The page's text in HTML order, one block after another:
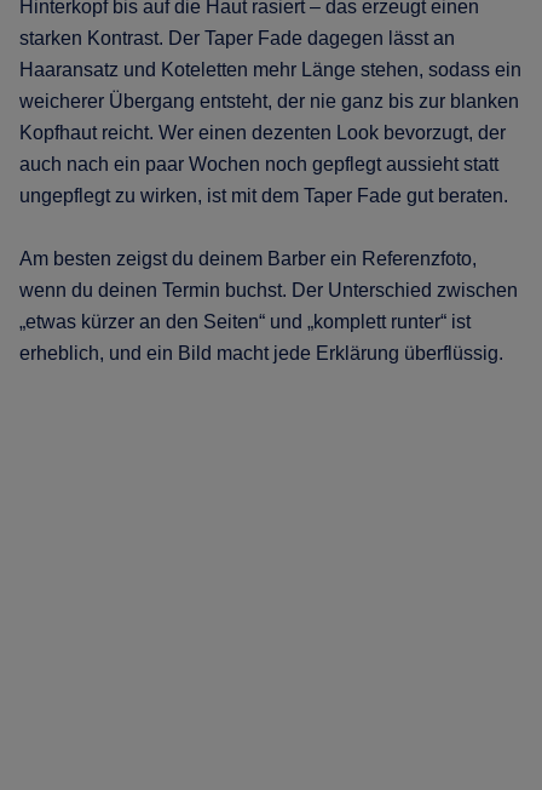
Hinterkopf bis auf die Haut rasiert – das erzeugt einen
starken Kontrast. Der Taper Fade dagegen lässt an
Haaransatz und Koteletten mehr Länge stehen, sodass ein
weicherer Übergang entsteht, der nie ganz bis zur blanken
Kopfhaut reicht. Wer einen dezenten Look bevorzugt, der
auch nach ein paar Wochen noch gepflegt aussieht statt
ungepflegt zu wirken, ist mit dem Taper Fade gut beraten.
Am besten zeigst du deinem Barber ein Referenzfoto,
wenn du deinen Termin buchst. Der Unterschied zwischen
„etwas kürzer an den Seiten“ und „komplett runter“ ist
erheblich, und ein Bild macht jede Erklärung überflüssig.